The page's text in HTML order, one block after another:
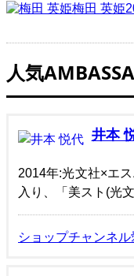
梅田 英姫
人気
井本
2014年:光文社×エ
入り、「美スト(光
ショップチャンネル